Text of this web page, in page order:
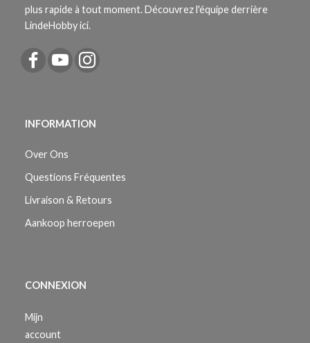
plus rapide à tout moment. Découvrez l'équipe derrière
LindeHobby ici.
INFORMATION
Over Ons
Questions Fréquentes
Livraison & Retours
Aankoop herroepen
CONNEXION
Mijn
account